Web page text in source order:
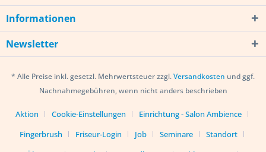
Informationen
Newsletter
* Alle Preise inkl. gesetzl. Mehrwertsteuer zzgl.Versandkosten und ggf.
Nachnahmegebühren, wenn nicht anders beschrieben
Aktion Cookie-Einstellungen
Einrichtung - Salon Ambience
Fingerbrush
Friseur-Login Job Seminare
Standort